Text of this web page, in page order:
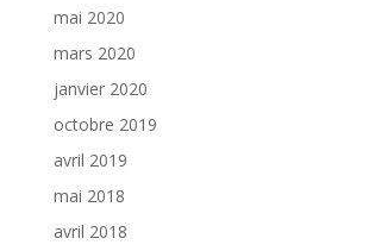
mai 2020
mars 2020
janvier 2020
octobre 2019
avril 2019
mai 2018
avril 2018